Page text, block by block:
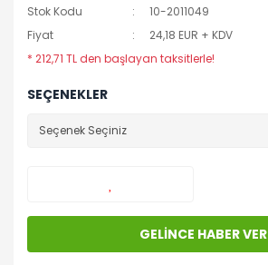
Stok Kodu
10-2011049
Fiyat
24,18 EUR + KDV
* 212,71 TL den başlayan taksitlerle!
SEÇENEKLER
GELİNCE HABER VER